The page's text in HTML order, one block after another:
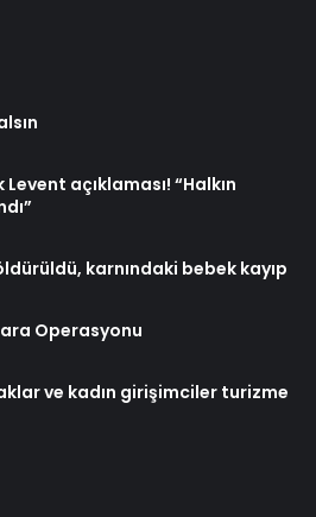
Levent açıklaması! “Halkın
karnındaki bebek kayıp
Operasyonu
ve kadın girişimciler turizme